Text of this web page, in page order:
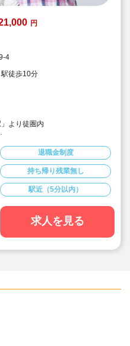
円
4
徒歩10分
より徒圏内
/月（片道2キロまでの方）
りうる経験をひとつひとつ丁寧
大切にしています！
していきましょう！
る環境です
可能です
退職金制度
持ち帰り残業無し
駅近（5分以内）
求人を見る